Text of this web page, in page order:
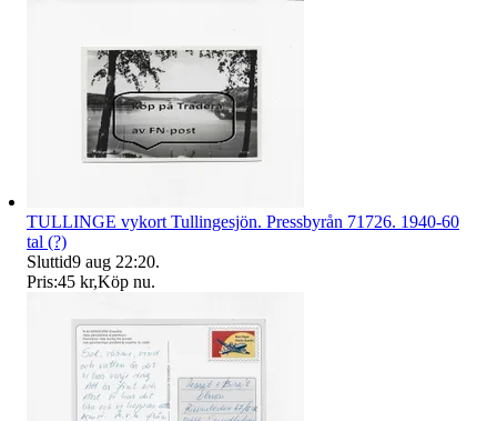
TULLINGE vykort Tullingesjön. Pressbyrån 71726. 1940-60
tal (?)
Sluttid9 aug 22:20.
Pris:45 kr,Köp nu.